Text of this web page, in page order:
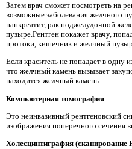
Затем врач сможет посмотреть на
возможные заболевания желчного
панкреатит, рак поджелудочной
пузыре.Рентген покажет врачу,
протоки, кишечник и желчный
Если краситель не попадает в одну
что желчный камень вызывает
находится желчный камень.
Компьютерная томография
Это неинвазивный рентгеновский
изображения поперечного сечения
Холесцинтиграфия (сканирование